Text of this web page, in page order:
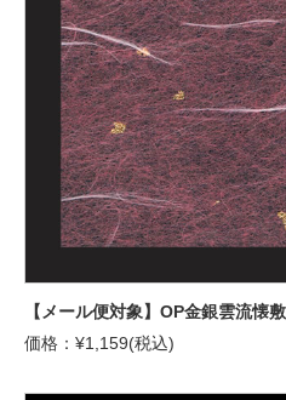
【メール便対象】OP金銀雲流懐
価格：¥1,159(税込)